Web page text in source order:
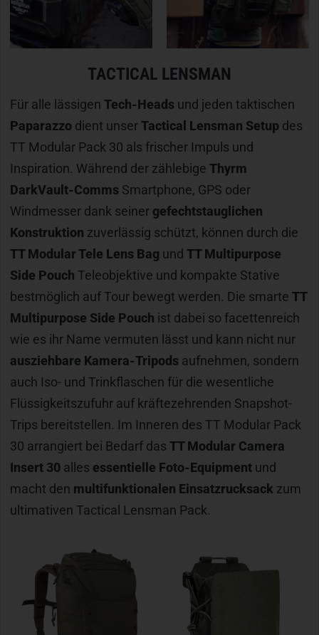
TACTICAL LENSMAN
Für alle lässigen Tech-Heads und jeden taktischen
Paparazzo dient unserTactical Lensman Setup des
TT Modular Pack 30 als frischer Impuls und
Inspiration. Während der zählebige Thyrm
DarkVault-Comms Smartphone, GPS oder
Windmesser dank seiner gefechtstauglichen
Konstruktion zuverlässig schützt, können durch die
TT Modular Tele Lens Bag und TT Multipurpose
Side Pouch Teleobjektive und kompakte Stative
bestmöglich auf Tour bewegt werden. Die smarte TT
Multipurpose Side Pouch ist dabei so facettenreich
wie es ihr Name vermuten lässt und kann nicht nur
ausziehbare Kamera-Tripods aufnehmen, sondern
auch Iso- und Trinkflaschen für die wesentliche
Flüssigkeitszufuhr auf kräftezehrenden Snapshot-
Trips bereitstellen. Im Inneren des TT Modular Pack
30 arrangiert bei Bedarf das TT Modular Camera
Insert 30 alles essentielle Foto-Equipment und
macht den multifunktionalen Einsatzrucksack zum
ultimativen Tactical Lensman Pack.